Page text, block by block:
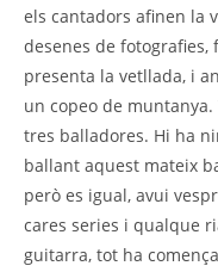
els cantadors afinen la
desenes de
presenta la vetllada, i
un copeo de
tres balladores. Hi ha
ballant aquest mateix
però es igual, avui
cares series i qualque
guitarra, tot ha